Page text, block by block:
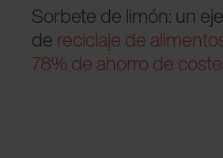
Sorbete de limón: un
dereciclaje de
78% de ahorro de